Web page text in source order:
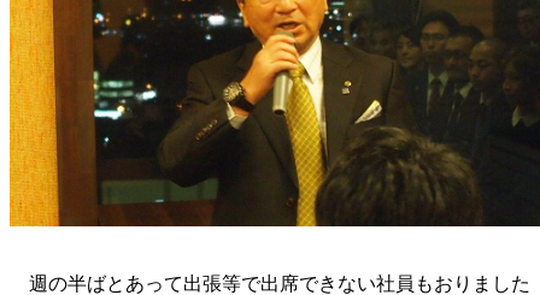
週の半ばとあって出張等で出席できない社員もおりました